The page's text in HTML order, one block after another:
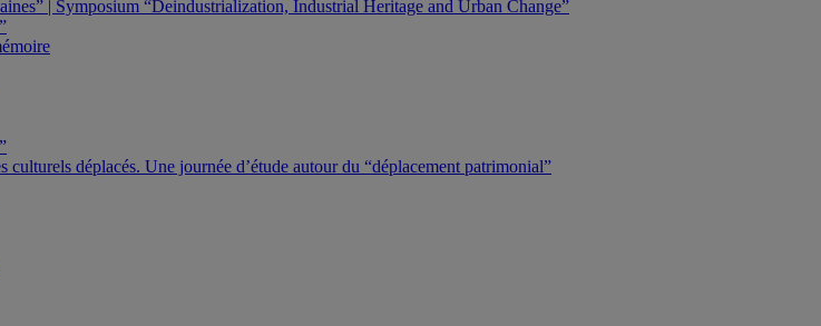
| Symposium “Deindustrialization, Industrial Heritage and Urban Change”
déplacés. Une journée d’étude autour du “déplacement patrimonial”